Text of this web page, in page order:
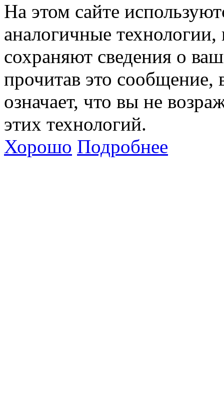
На этом сайте
аналогичные технологии,
сохраняют сведения о
прочитав это сообщение,
означает, что вы не
этих технологий.
Хорошо Подробнее